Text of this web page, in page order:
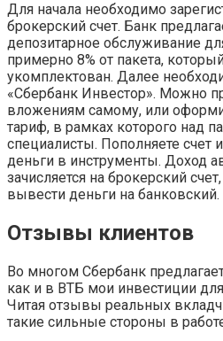
Для начала необходимо
брокерский счет. Банк
депозитарное обслуживание
примерно 8% от пакета,
укомплектован. Далее
«Сбербанк Инвестор». Можно
вложениям самому, или
тариф, в рамках которого над
специалисты. Пополняете счет
деньги в инструменты. Доход
зачисляется на брокерский
вывести деньги на банковский.
Отзывы клиентов
Во многом Сбербанк
как и в ВТБ мои инвестиции
Читая отзывы реальных
такие сильные стороны в